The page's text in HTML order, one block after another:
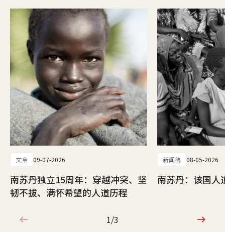
文章 09-07-2026
南苏丹独立15周年：穿越冲突、坚
韧不拔、满怀希望的人道历程
新闻稿 08-05-2026
南苏丹：该国人
1/3
1/3